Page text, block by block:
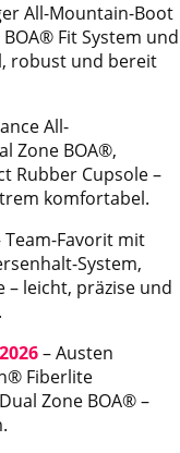
All-Mountain-Boot
Fit System und
robust und bereit
All-
Zone BOA®,
Rubber Cupsole –
komfortabel.
Team-Favorit mit
System,
– leicht, präzise und
– Austen
Fiberlite
Zone BOA® –